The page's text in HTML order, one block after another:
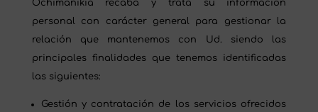
Ochimanikia recaba y trata su información
personal con carácter general para gestionar la
relación que mantenemos con Ud. siendo las
principales finalidades que tenemos identificadas
las siguientes:
Gestión y contratación de los servicios ofrecidos